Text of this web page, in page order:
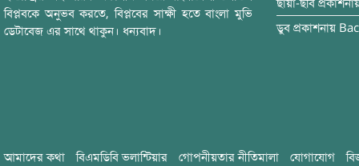
বিপ্লবকে অনুভব করতে, বিপ্লবের সাক্ষী হতে বাংলা মুভি
ডেটাবেজ এর সাথে থাকুন। ধন্যবাদ।
ছায়া-ছবি
ডুব প্রকাশনায়
আমাদের কথা বিএমডিবি ভলান্টিয়ার গোপনীয়তার নীতিমালা যোগাযোগ